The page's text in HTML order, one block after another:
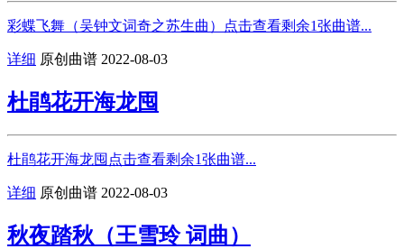
彩蝶飞舞（吴钟文词奇之苏生曲）点击查看剩余1张曲谱...
详细 原创曲谱 2022-08-03
杜鹃花开海龙囤
杜鹃花开海龙囤点击查看剩余1张曲谱...
详细 原创曲谱 2022-08-03
秋夜踏秋（王雪玲 词曲）